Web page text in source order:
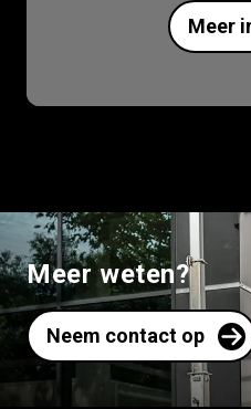
Meer
Meer weten?
Neem contact op